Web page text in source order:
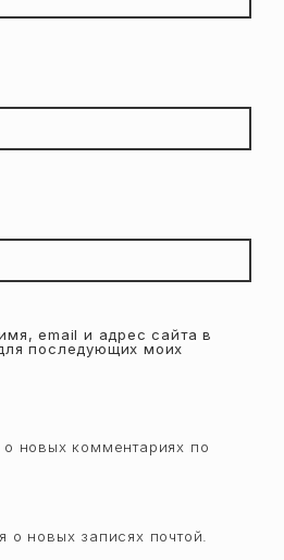
email и адрес сайта в
последующих моих
новых комментариях по
о новых записях почтой.